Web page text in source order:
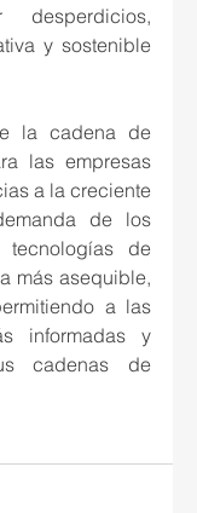
y sostenible
la cadena de
las empresas
a la creciente
de los
de
más asequible,
a las
informadas y
cadenas de